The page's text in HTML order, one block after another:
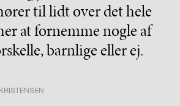
til lidt over det hele
at fornemme nogle af
barnlige eller ej.